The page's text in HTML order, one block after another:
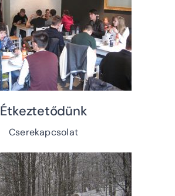
Étkeztetődünk
Cserekapcsolat